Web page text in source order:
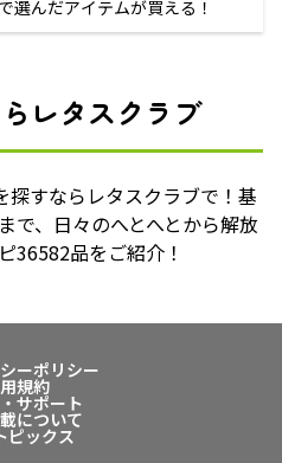
選んだアイテムが買える！
レタスクラブ
すならレタスクラブで！基
で、日々のへとへとから解放
36582品をご紹介！
ーポリシー
規約
サポート
について
ピックス